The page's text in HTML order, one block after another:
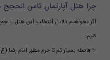
چرا هتل آپارتمان ثامن
اگر بخواهیم دلایل انتخاب این هتل را
کنیم:
✨ فاصله بسیار کم تا حرم مطهر امام رضا